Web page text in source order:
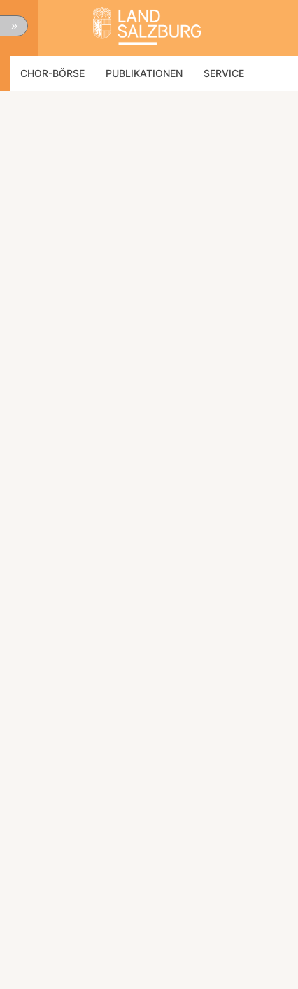
»
CHOR-BÖRSE PUBLIKATIONEN SERVICE